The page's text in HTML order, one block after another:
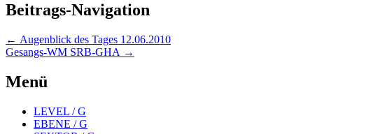
Beitrags-Navigation
← Augenblick des Tages 12.06.2010
Gesangs-WM SRB-GHA →
Menü
LEVEL / G
EBENE / G